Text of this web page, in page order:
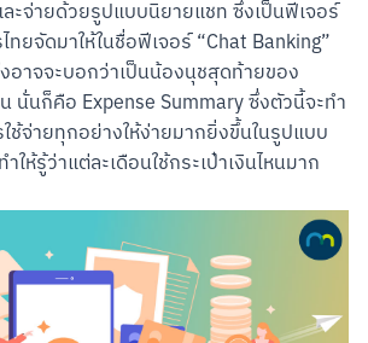
Download
ะจ่ายด้วยรูปแบบนิยายแชท ซึ่งเป็นฟีเจอร์
ยจัดมาให้ในชื่อฟีเจอร์ “Chat Banking”
อาจจะบอกว่าเป็นน้องนุชสุดท้ายของ
นั่นก็คือ Expense Summary ซึ่งตัวนี้จะทำ
ช้จ่ายทุกอย่างให้ง่ายมากยิ่งขึ้นในรูปแบบ
ให้รู้ว่าแต่ละเดือนใช้กระเป๋าเงินไหนมาก